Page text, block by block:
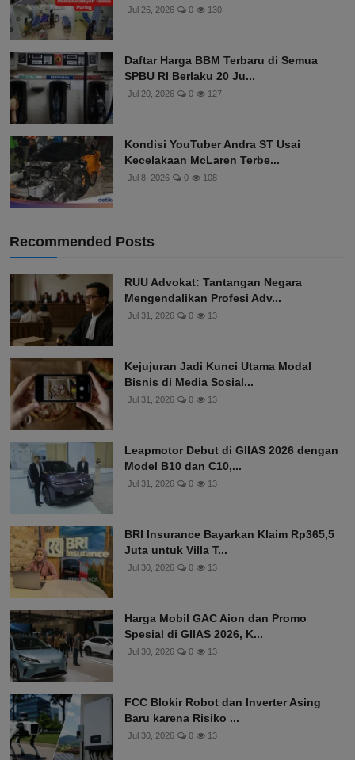
Jul 26, 2026 0 130
Daftar Harga BBM Terbaru di Semua
SPBU RI Berlaku 20 Ju...
Jul 20, 2026 0 127
Kondisi YouTuber Andra ST Usai
Kecelakaan McLaren Terbe...
Jul 8, 2026 0 108
Recommended Posts
RUU Advokat: Tantangan Negara
Mengendalikan Profesi Adv...
Jul 31, 2026 0 13
Kejujuran Jadi Kunci Utama Modal
Bisnis di Media Sosial...
Jul 31, 2026 0 13
Leapmotor Debut di GIIAS 2026 dengan
Model B10 dan C10,...
Jul 31, 2026 0 13
BRI Insurance Bayarkan Klaim Rp365,5
Juta untuk Villa T...
Jul 30, 2026 0 13
Harga Mobil GAC Aion dan Promo
Spesial di GIIAS 2026, K...
Jul 30, 2026 0 13
FCC Blokir Robot dan Inverter Asing
Baru karena Risiko ...
Jul 30, 2026 0 13